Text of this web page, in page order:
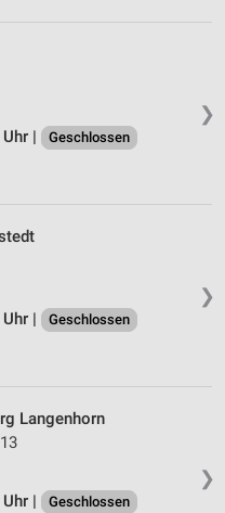
❯
|
Geschlossen
❯
|
Geschlossen
❯
Langenhorn
|
Geschlossen